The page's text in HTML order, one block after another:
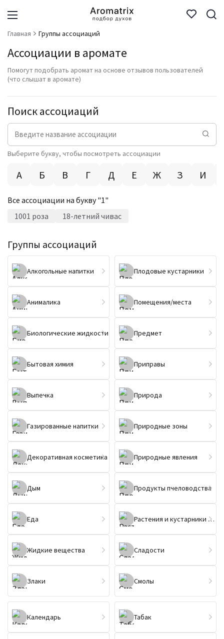
Главная Группы ассоциаций
Ассоциации в аромате
Помогут подобрать аромат на основе отзывов пользователей
(что слышат в аромате)
Поиск ассоциаций
Выберите букву, чтобы посмотреть ассоциации
А Б В Г Д Е Ж З И
Все ассоциации на букву "1"
1001 роза
18-летний чивас
Группы ассоциаций
Алкогольные напитки
Анималика
Биологические жидкости
Бытовая химия
Выпечка
Газированные напитки
Декоративная косметика
Дым
Еда
Жидкие вещества
Злаки
Календарь
Плодовые кустарники
Помещения/места
Предмет
Приправы
Природа
Природные зоны
Природные явления
Продукты пчеловодства
Растения и кустарники (не цветы)
Сладости
Смолы
Табак